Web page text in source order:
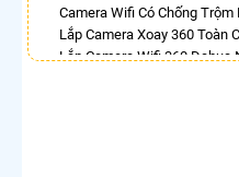
Camera Wifi Có Chống Trộm
Lắp Camera Xoay 360 Toàn
Lắp Camera Wifi 360 Dahua